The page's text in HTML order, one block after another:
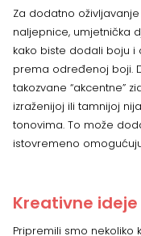
Za dodatno
naljepnice, umjetnička
kako biste dodali boju
prema određenoj boji.
takozvane “akcentne”
izraženijoj ili tamnijoj
tonovima. To može
istovremeno
Kreativne
Pripremili smo nekoliko